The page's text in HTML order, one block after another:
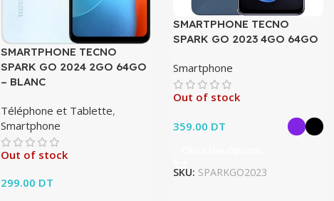
SMARTPHONE TECNO
SPARK GO 2024 2GO 64GO
– BLANC
Téléphone et Tablette,
Smartphone
Out of stock
299.00 DT
SMARTPHONE TECNO
SPARK GO 2023 4GO 64GO
Smartphone
Out of stock
359.00 DT
SKU: SPARKGO2023